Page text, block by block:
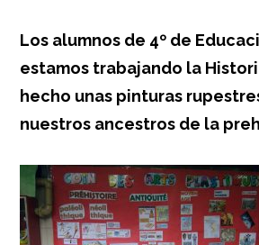
Los alumnos de 4º de
estamos trabajando la
hecho unas pinturas
nuestros ancestros de la